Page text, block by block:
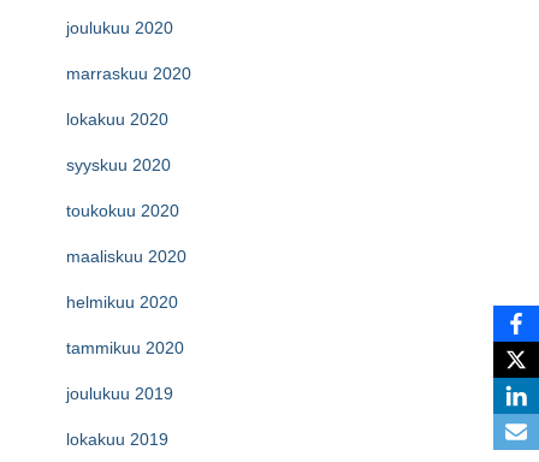
joulukuu 2020
marraskuu 2020
lokakuu 2020
syyskuu 2020
toukokuu 2020
maaliskuu 2020
helmikuu 2020
tammikuu 2020
joulukuu 2019
lokakuu 2019